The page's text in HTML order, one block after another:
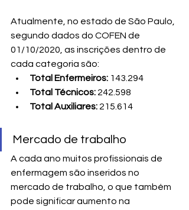
Atualmente, no estado de São Paulo,
segundo dados do COFEN de
01/10/2020, as inscrições dentro de
cada categoria são:
Total Enfermeiros: 143.294
Total Técnicos: 242.598
Total Auxiliares: 215.614
Mercado de trabalho
A cada ano muitos profissionais de
enfermagem são inseridos no
mercado de trabalho, o que também
pode significar aumento na